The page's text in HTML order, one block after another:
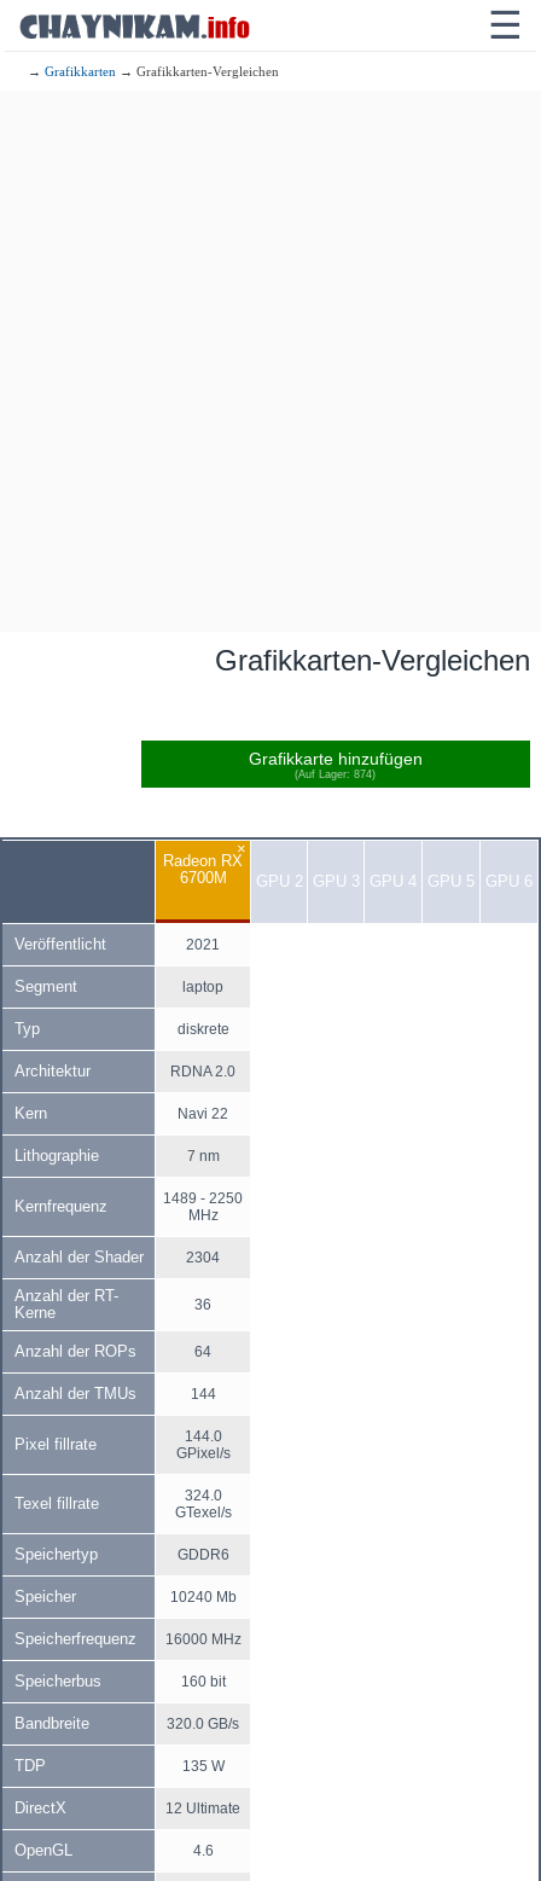
☰
→Grafikkarten → Grafikkarten-Vergleichen
Grafikkarten-Vergleichen
Grafikkarte hinzufügen
(Auf Lager: 874)
×
Radeon RX
6700M
GPU 2 GPU 3 GPU 4 GPU 5 GPU 6
Veröffentlicht 2021
Segment laptop
Typ diskrete
Architektur RDNA 2.0
Kern Navi 22
Lithographie 7 nm
Kernfrequenz
1489 - 2250
MHz
Anzahl der Shader 2304
Anzahl der RT-
Kerne
36
Anzahl der ROPs 64
Anzahl der TMUs 144
Pixel fillrate
144.0
GPixel/s
Texel fillrate
324.0
GTexel/s
Speichertyp GDDR6
Speicher 10240 Mb
Speicherfrequenz 16000 MHz
Speicherbus 160 bit
Bandbreite 320.0 GB/s
TDP 135 W
DirectX 12 Ultimate
OpenGL 4.6